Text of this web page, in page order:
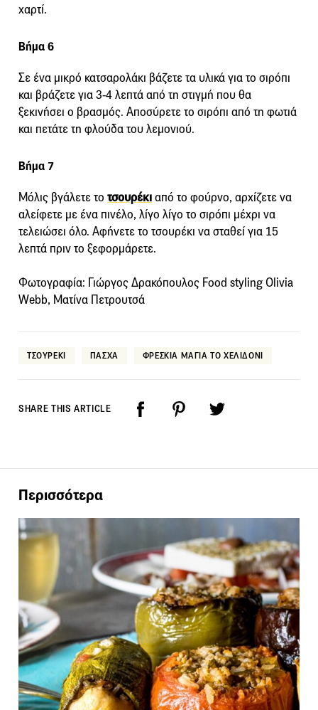
χαρτί.
Βήμα 6
Σε ένα μικρό κατσαρολάκι βάζετε τα υλικά για το σιρόπι
και βράζετε για 3-4 λεπτά από τη στιγμή που θα
ξεκινήσει ο βρασμός. Αποσύρετε το σιρόπι από τη φωτιά
και πετάτε τη φλούδα του λεμονιού.
Βήμα 7
Μόλις βγάλετε το τσουρέκιαπό το φούρνο, αρχίζετε να
αλείφετε με ένα πινέλο, λίγο λίγο το σιρόπι μέχρι να
τελειώσει όλο. Αφήνετε το τσουρέκι να σταθεί για 15
λεπτά πριν το ξεφορμάρετε.
Φωτογραφία: Γιώργος Δρακόπουλος Food styling Olivia
Webb, Ματίνα Πετρουτσά
TΣΟΥΡΕΚΙ ΠΑΣΧΑ ΦΡΕΣΚΙΑ ΜΑΓΙΑ ΤΟ ΧΕΛΙΔΟΝΙ
SHARE THIS ARTICLE
Περισσότερα